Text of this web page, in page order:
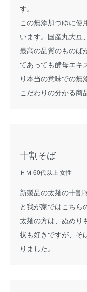
す。
この無添加つゆに使
います。国産丸大豆
最高の品質のものば
てあっても酵母エキ
り本当の意味での無
こだわりの分かる商
十割そば
ＨＭ 60代以上 女性
新製品の太麺の十割
と我が家ではこちら
太麺の方は、ぬめり
状も好きですが、そ
りました。